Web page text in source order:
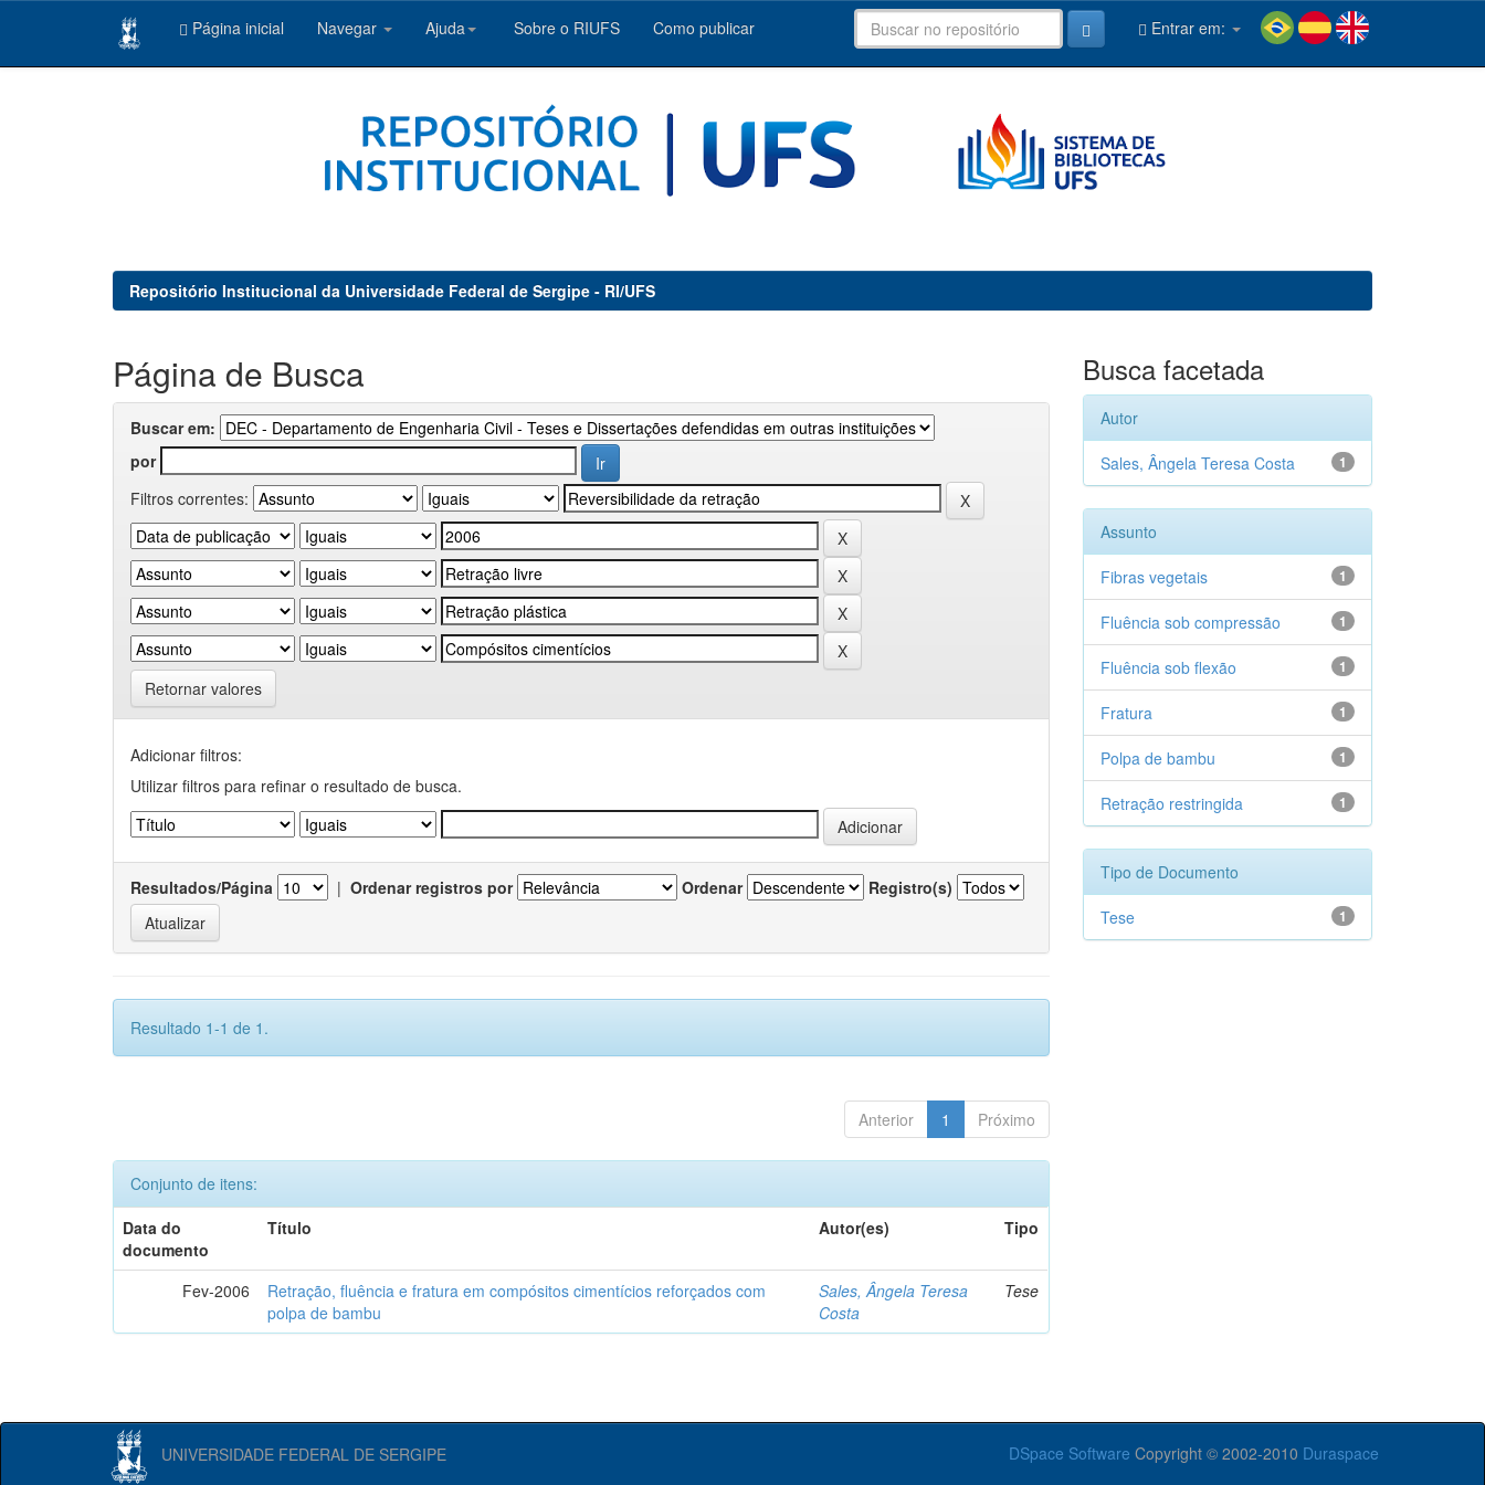
Página inicial Navegar Ajuda Sobre o RIUFS Como publicar Entrar em:
Repositório Institucional da Universidade Federal de Sergipe - RI/UFS
Página de Busca
Buscar em:
por
Filtros correntes:
Retornar valores
Adicionar filtros:
Utilizar filtros para refinar o resultado de busca.
Resultados/Página | Ordenar registros por Ordenar Registro(s)
Resultado 1-1 de 1.
Anterior 1 Próximo
Conjunto de itens:
Data do
documento
Título Autor(es) Tipo
Fev-2006
Retração, fluência e fratura em compósitos cimentícios reforçados com
polpa de bambu
Sales, Ângela Teresa
Costa
Tese
Busca facetada
Autor
1
Sales, Ângela Teresa Costa
Assunto
1
Fibras vegetais
1
Fluência sob compressão
1
Fluência sob flexão
1
Fratura
1
Polpa de bambu
1
Retração restringida
Tipo de Documento
1
Tese
UNIVERSIDADE FEDERAL DE SERGIPE DSpace Software Copyright © 2002-2010 Duraspace